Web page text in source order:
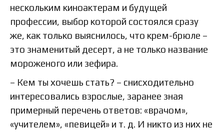
нескольким киноактерам и будущей
профессии, выбор которой состоялся сразу
же, как только выяснилось, что крем-брюле –
это знаменитый десерт, а не только название
мороженого или зефира.
– Кем ты хочешь стать? – снисходительно
интересовались взрослые, заранее зная
примерный перечень ответов: «врачом»,
«учителем», «певицей» и т. д. И никто из них не